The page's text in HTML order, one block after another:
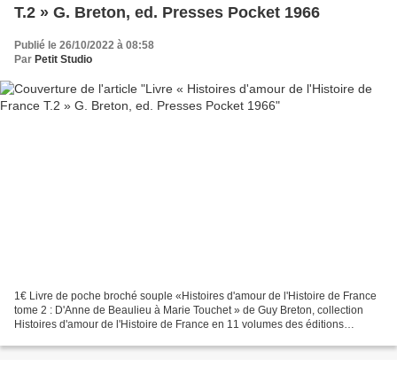
T.2 » G. Breton, ed. Presses Pocket 1966
Publié le 26/10/2022 à 08:58
Par Petit Studio
1€ Livre de poche broché souple «Histoires d'amour de l'Histoire de France
tome 2 : D'Anne de Beaulieu à Marie Touchet » de Guy Breton, collection
Histoires d'amour de l'Histoire de France en 11 volumes des éditions